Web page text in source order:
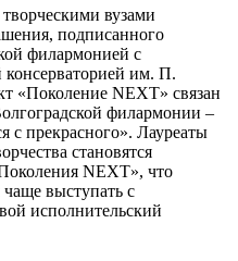
вузами
подписанного
филармонией с
консерваторией им. П.
«Поколение NEXT» связан
филармонии –
с прекрасного». Лауреаты
становятся
NEXT», что
выступать с
исполнительский